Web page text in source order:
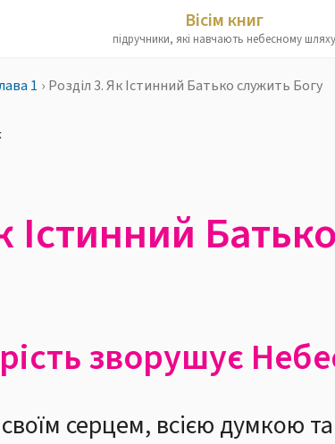
Вісім книг
підручники, які навчають небесному шляху
1 › Розділ 3. Як Істинний Батько служить Богу
Істинний
зворушує
серцем, всією думкою